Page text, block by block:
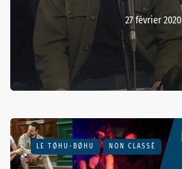
27 février 2020
LE TØHU-BØHU NON CLASSÉ